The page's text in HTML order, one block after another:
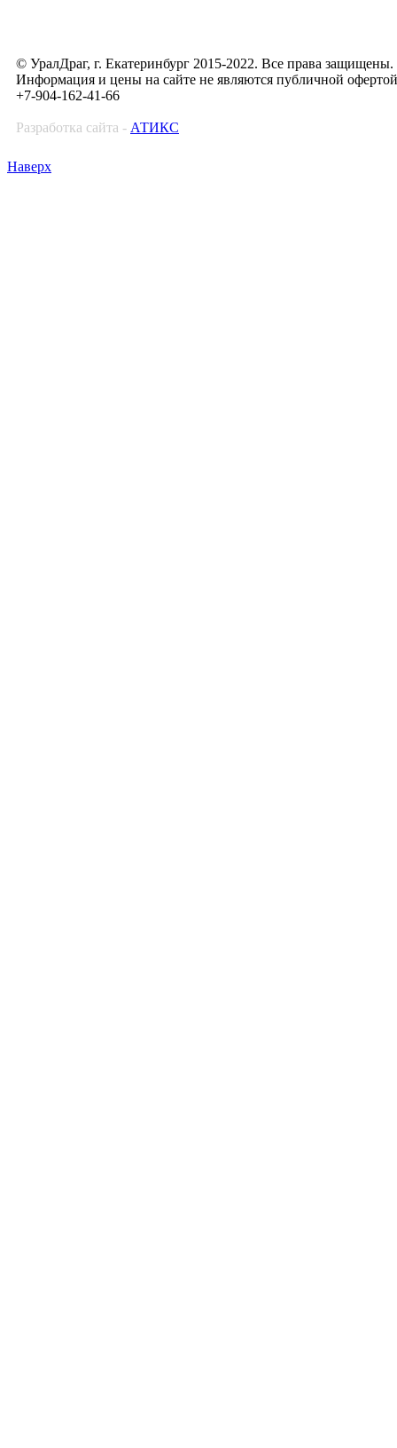
© УралДраг, г. Екатеринбург 2015-2022. Все права защищены.
Информация и цены на сайте не являются публичной офертой
+7-904-162-41-66
Разработка сайта - АТИКС
Наверх